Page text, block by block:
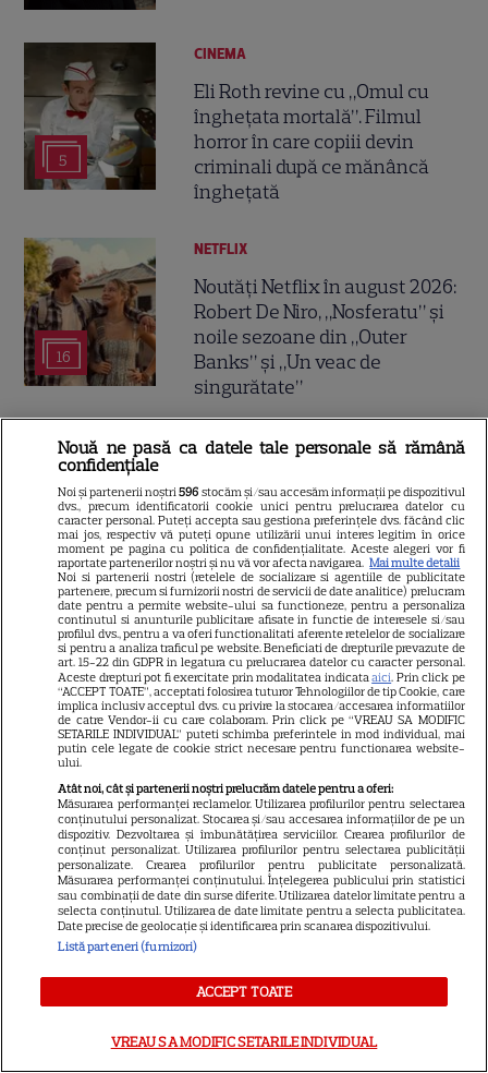
5
CINEMA
Eli Roth revine cu „Omul cu
înghețata mortală”. Filmul
horror în care copiii devin
criminali după ce mănâncă
înghețată
16
NETFLIX
Noutăți Netflix în august 2026:
Robert De Niro, „Nosferatu” și
noile sezoane din „Outer
Banks” și „Un veac de
singurătate”
14
VEDETE STRĂINE
Sean Astin din „Stăpânul
Inelelor” a fost nevoit să își
vândă casa din cauza
salariului mic: Câți bani a
primit de fapt
14
VEDETE STRĂINE
Elon Musk, atac la adresa
regizorului premiat cu Oscar
care a realizat documentarul
despre viața sa. Filmul are 232
de minute
3
VEDETE STRĂINE
Marvel are un nou Black
Panther. David Jonsson preia
moștenirea lui Chadwick
Boseman
Ryan Gosling este noul Ghost
Nouă ne pasă ca datele tale personale să rămână
confidențiale
Noi și partenerii noștri596 stocăm și/sau accesăm informații pe dispozitivul
dvs., precum identificatorii cookie unici pentru prelucrarea datelor cu
caracter personal. Puteți accepta sau gestiona preferințele dvs. făcând clic
mai jos, respectiv vă puteți opune utilizării unui interes legitim în orice
moment pe pagina cu politica de confidențialitate. Aceste alegeri vor fi
raportate partenerilor noștri și nu vă vor afecta navigarea. Mai multe detalii
Noi si partenerii nostri (retelele de socializare si agentiile de publicitate
partenere, precum si furnizorii nostri de servicii de date analitice) prelucram
date pentru a permite website-ului sa functioneze, pentru a personaliza
continutul si anunturile publicitare afisate in functie de interesele si/sau
profilul dvs., pentru a va oferi functionalitati aferente retelelor de socializare
si pentru a analiza traficul pe website. Beneficiati de drepturile prevazute de
art. 15-22 din GDPR in legatura cu prelucrarea datelor cu caracter personal.
Aceste drepturi pot fi exercitate prin modalitatea indicataaici. Prin click pe
“ACCEPT TOATE”, acceptati folosirea tuturor Tehnologiilor de tip Cookie, care
implica inclusiv acceptul dvs. cu privire la stocarea/accesarea informatiilor
de catre Vendor-ii cu care colaboram. Prin click pe “VREAU SA MODIFIC
SETARILE INDIVIDUAL” puteti schimba preferintele in mod individual, mai
putin cele legate de cookie strict necesare pentru functionarea website-
ului.
Atât noi, cât și partenerii noștri prelucrăm datele pentru a oferi:
Măsurarea performanței reclamelor. Utilizarea profilurilor pentru selectarea
conținutului personalizat. Stocarea și/sau accesarea informațiilor de pe un
dispozitiv. Dezvoltarea și îmbunătățirea serviciilor. Crearea profilurilor de
conținut personalizat. Utilizarea profilurilor pentru selectarea publicității
personalizate. Crearea profilurilor pentru publicitate personalizată.
Măsurarea performanței conținutului. Înțelegerea publicului prin statistici
sau combinații de date din surse diferite. Utilizarea datelor limitate pentru a
selecta conținutul. Utilizarea de date limitate pentru a selecta publicitatea.
Date precise de geolocație și identificarea prin scanarea dispozitivului.
Listă parteneri (furnizori)
ACCEPT TOATE
VREAU SA MODIFIC SETARILE INDIVIDUAL